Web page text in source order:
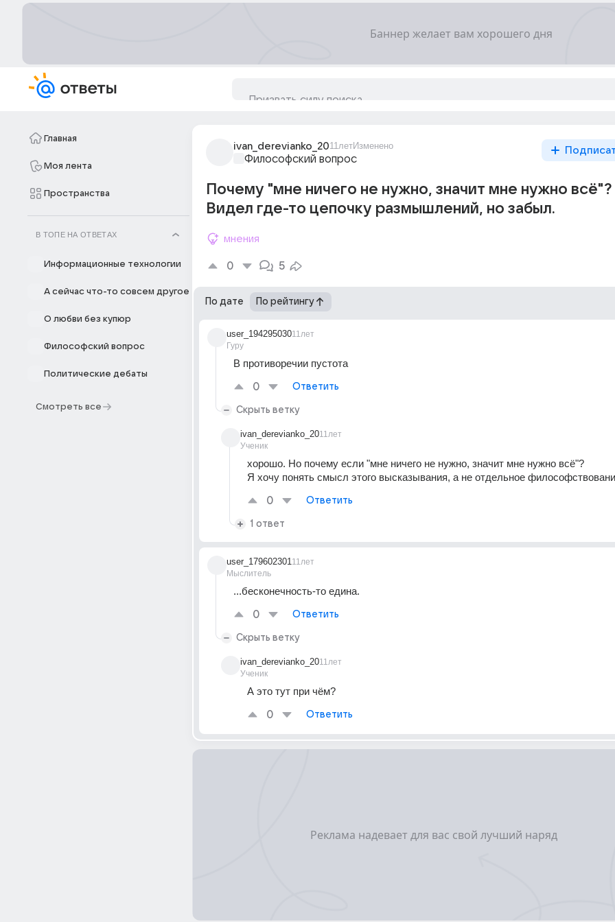
Главная
Моя лента
Пространства
В ТОПЕ НА ОТВЕТАХ
Информационные технологии
А сейчас что-то совсем другое
О любви без купюр
Философский вопрос
Политические дебаты
Смотреть все
ivan_derevianko_2011летИзменено
Философский вопрос
Почему "мне ничего не нужно, значит мне нужно всё"?
Видел где-то цепочку размышлений, но забыл.
мнения
0 5
По дате По рейтингу
user_194295030
Гуру
11лет
В противоречии пустота
0 Ответить
Скрыть ветку
ivan_derevianko_20
Ученик
11лет
хорошо. Но почему если "мне ничего не нужно, значит мне нужно всё"?
Я хочу понять смысл этого высказывания, а не отдельное
0 Ответить
1 ответ
user_179602301
Мыслитель
11лет
...бесконечность-то едина.
0 Ответить
Скрыть ветку
ivan_derevianko_20
Ученик
11лет
А это тут при чём?
0 Ответить